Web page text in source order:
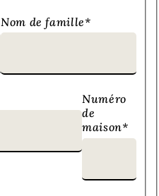
Nom de famille*
Numéro
de
maison*